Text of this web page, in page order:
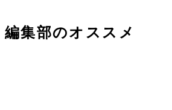
編集部のオススメ